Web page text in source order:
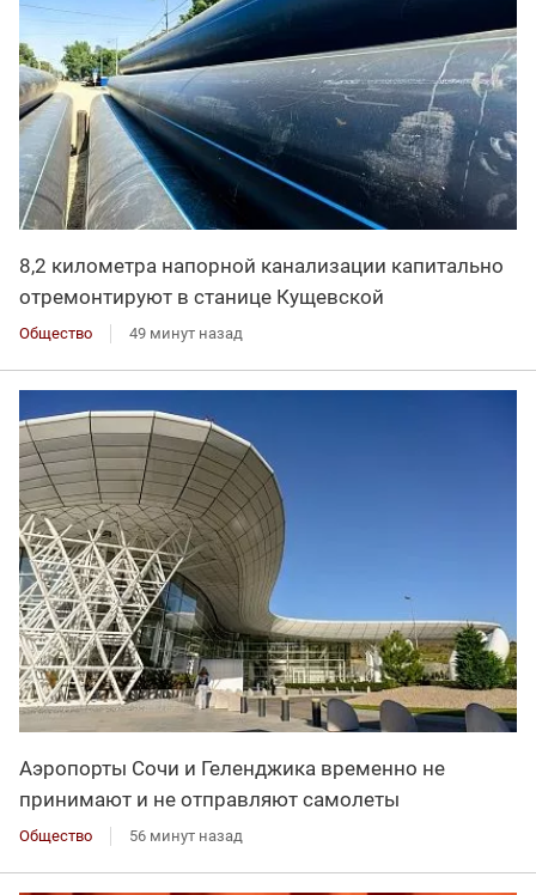
8,2 километра напорной канализации капитально
отремонтируют в станице Кущевской
Общество 49 минут назад
Аэропорты Сочи и Геленджика временно не
принимают и не отправляют самолеты
Общество 56 минут назад